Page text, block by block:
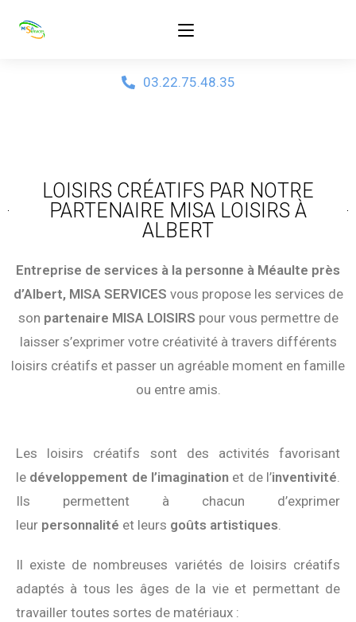
03.22.75.48.35
LOISIRS CRÉATIFS PAR NOTRE
PARTENAIRE MISA LOISIRS À
ALBERT
Entreprise de services à la personne à Méaulte près
d’Albert, MISA SERVICES vous propose les services de
son partenaire MISA LOISIRS pour vous permettre de
laisser s’exprimer votre créativité à travers différents
loisirs créatifs et passer un agréable moment en famille
ou entre amis.
Les loisirs créatifs sont des activités favorisant
le développement de l’imagination et de l’inventivité.
Ils permettent à chacun d’exprimer
leur personnalité et leurs goûts artistiques.
Il existe de nombreuses variétés de loisirs créatifs
adaptés à tous les âges de la vie et permettant de
travailler toutes sortes de matériaux :